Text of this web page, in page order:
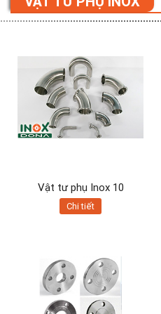
Vật tư phụ Inox 10
Chi tiết